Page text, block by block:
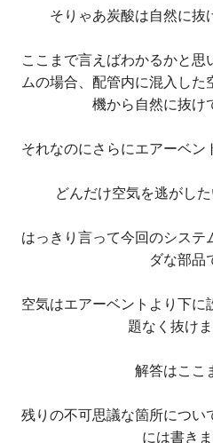
そりゃあ炭酸は自然に抜
ここまで言えばわかるかと思
ムの場合、配管内に混入し
機から自然に抜け
それなのにさらにエアーベン
どんだけ空気を逃がし
はっきり言って今回のシステ
ダな部品
空気はエアーベントより下に
題なく抜け
解答はここ
残りの不可思議な箇所につい
には書きま